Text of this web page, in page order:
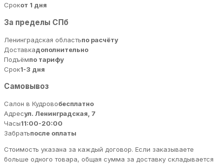
Срокот 1 дня
За пределы СПб
Ленинградская областьпо расчёту
Доставкадополнительно
Подъёмпо тарифу
Срок1-3 дня
Самовывоз
Салон в Кудровобесплатно
Адресул. Ленинградская, 7
Часы11:00-20:00
Забратьпосле оплаты
Стоимость указана за каждый договор. Если заказываете
больше одного товара, общая сумма за доставку складывается